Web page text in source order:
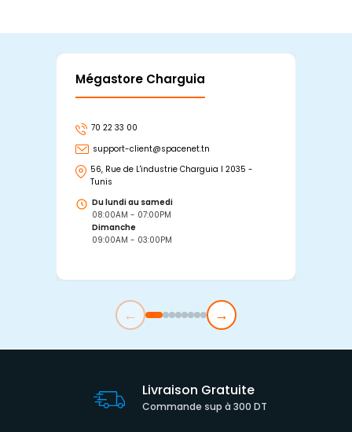
Mégastore Charguia
70 22 33 00
support-client@spacenet.tn
56, Rue de L'industrie Charguia I 2035 -
Tunis
Du lundi au samedi
08:00AM - 07:00PM
Dimanche
09:00AM - 03:00PM
← →
Livraison Gratuite
Commande sup à 300 DT